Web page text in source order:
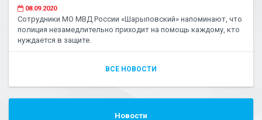
08.09.2020
Сотрудники МО МВД России «Шарыповский» напоминают, что
полиция незамедлительно приходит на помощь каждому, кто
нуждается в защите.
ВСЕ НОВОСТИ
Новости